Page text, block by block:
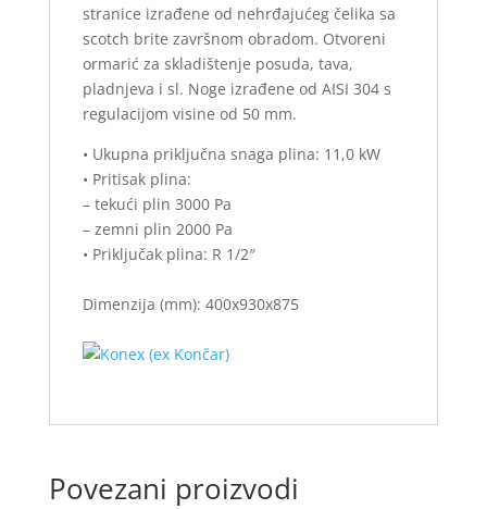
stranice izrađene od nehrđajućeg čelika sa
scotch brite završnom obradom. Otvoreni
ormarić za skladištenje posuda, tava,
pladnjeva i sl. Noge izrađene od AISI 304 s
regulacijom visine od 50 mm.
• Ukupna priključna snaga plina: 11,0 kW
• Pritisak plina:
– tekući plin 3000 Pa
– zemni plin 2000 Pa
• Priključak plina: R 1/2″
Dimenzija (mm): 400x930x875
Povezani proizvodi